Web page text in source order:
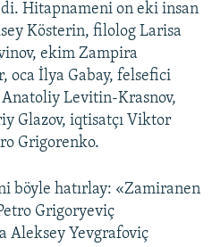
Hitapnameni on eki insan
Kösterin, filolog Larisa
ekim Zampira
oca İlya Gabay, felsefici
Anatoliy Levitin-Krasnov,
Glazov, iqtisatçı Viktor
Grigorenko.
böyle hatırlay: «Zamiranen
Grigoryeviç
Aleksey Yevgrafoviç